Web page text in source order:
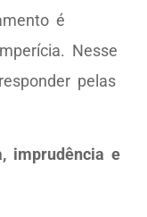
é
Nesse
pelas
imprudência e